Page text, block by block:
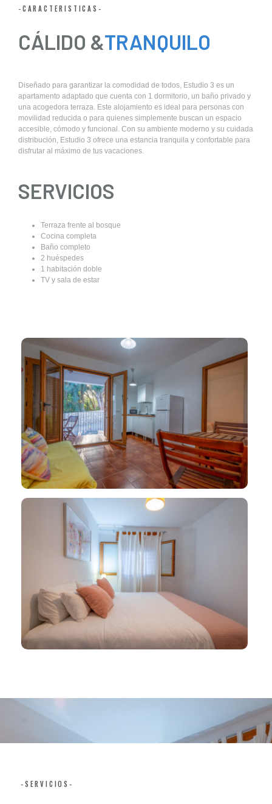
-CARACTERISTICAS-
CÁLIDO &TRANQUILO
Diseñado para garantizar la comodidad de todos, Estudio 3 es un
apartamento adaptado que cuenta con 1 dormitorio, un baño privado y
una acogedora terraza. Este alojamiento es ideal para personas con
movilidad reducida o para quienes simplemente buscan un espacio
accesible, cómodo y funcional. Con su ambiente moderno y su cuidada
distribución, Estudio 3 ofrece una estancia tranquila y confortable para
disfrutar al máximo de tus vacaciones.
SERVICIOS
Terraza frente al bosque
Cocina completa
Baño completo
2 huéspedes
1 habitación doble
TV y sala de estar
-SERVICIOS-